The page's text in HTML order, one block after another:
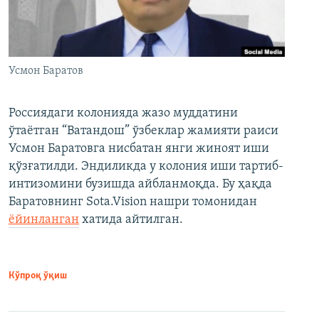
Усмон Баратов
Россиядаги колонияда жазо муддатини
ўтаётган “Ватандош” ўзбеклар жамияти раиси
Усмон Баратовга нисбатан янги жиноят иши
қўзғатилди. Эндиликда у колония иши тартиб-
интизомини бузишда айбланмоқда. Бу ҳақда
Баратовнинг Sota.Vision нашри томонидан
ёйинланган хатида айтилган.
Кўпроқ ўқиш